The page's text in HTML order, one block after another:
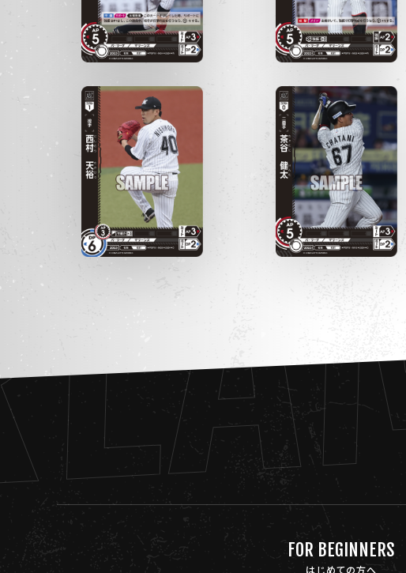
FOR BEGINNERS
はじめての方へ